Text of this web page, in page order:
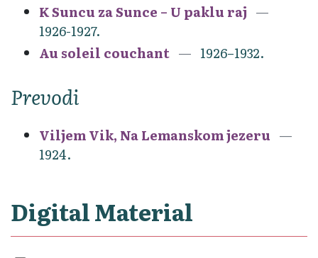
K Suncu za Sunce – U paklu raj
1926-1927.
Au soleil couchant
1926–1932.
Prevodi
Viljem Vik, Na Lemanskom jezeru
1924.
Digital Material